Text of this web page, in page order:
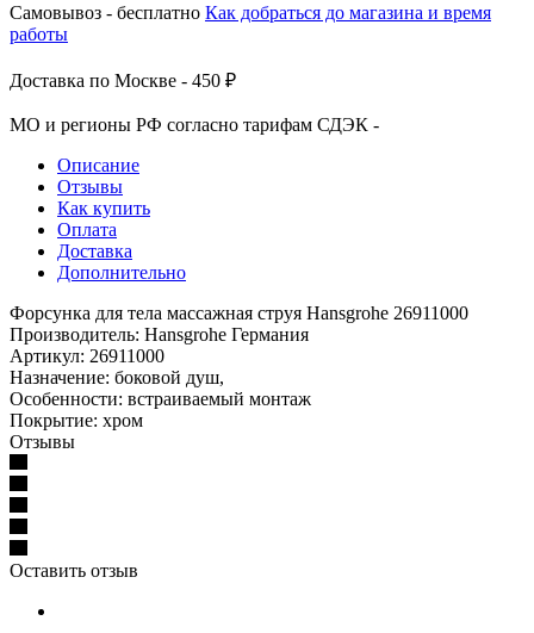
Самовывоз - бесплатно Как добраться до магазина и время
работы
Доставка по Москве - 450 ₽
МО и регионы РФ согласно тарифам СДЭК -
Описание
Отзывы
Как купить
Оплата
Доставка
Дополнительно
Форсунка для тела массажная струя Hansgrohe 26911000
Производитель: Hansgrohe Германия
Артикул: 26911000
Назначение: боковой душ,
Особенности: встраиваемый монтаж
Покрытие: хром
Отзывы
Оставить отзыв